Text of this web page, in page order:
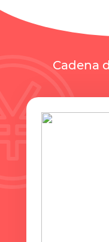
Cadena